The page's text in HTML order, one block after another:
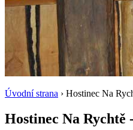
Úvodní strana › Hostinec Na
Hostinec Na Rychtě